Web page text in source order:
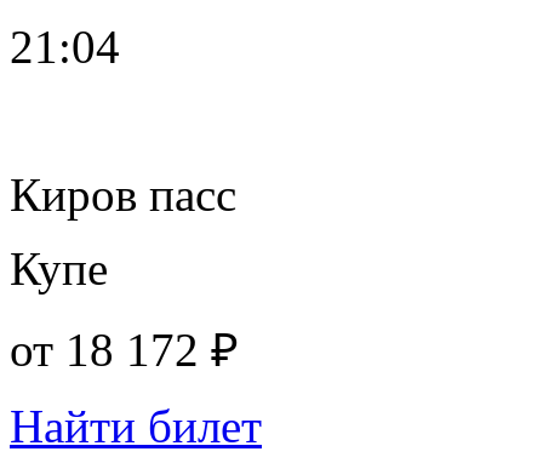
21:04
Киров пасс
Купе
от 18 172 ₽
Найти билет